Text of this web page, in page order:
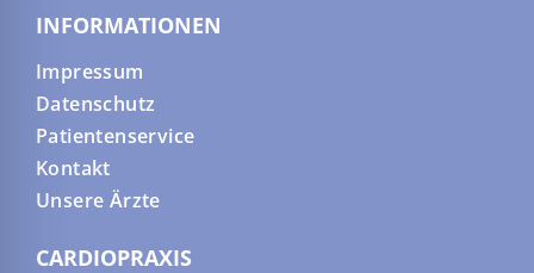
INFORMATIONEN
Impressum
Datenschutz
Patientenservice
Kontakt
Unsere Ärzte
CARDIOPRAXIS